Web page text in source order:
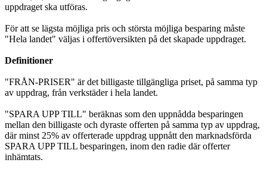
uppdraget ska utföras.
För att se lägsta möjliga pris och största möjliga besparing måste
"Hela landet" väljas i offertöversikten på det skapade uppdraget.
Definitioner
"FRÅN-PRISER" är det billigaste tillgängliga priset, på samma typ
av uppdrag, från verkstäder i hela landet.
"SPARA UPP TILL" beräknas som den uppnådda besparingen
mellan den billigaste och dyraste offerten på samma typ av uppdrag,
där minst 25% av offerterade uppdrag uppnått den marknadsförda
SPARA UPP TILL besparingen, inom den radie där offerter
inhämtats.